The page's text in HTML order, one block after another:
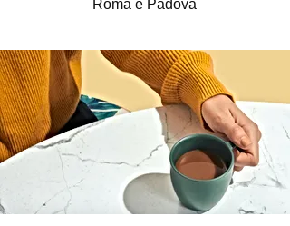
Roma e Padova